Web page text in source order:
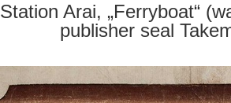
Station Arai, „Ferryboat“
publisher seal